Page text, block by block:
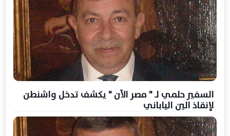
السفير حلمي لـ " مصر الآن " يكشف تدخل واشنطن
لإنقاذ الين الياباني